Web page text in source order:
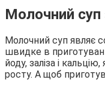
Молочний суп
Молочний суп являє
швидке в
йоду, заліза і
росту. А щоб